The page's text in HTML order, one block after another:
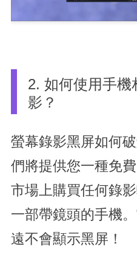
2. 如何使用手機
影？
螢幕錄影黑屏如何
們將提供您一種免
市場上購買任何錄
一部帶鏡頭的手機
遠不會顯示黑屏！